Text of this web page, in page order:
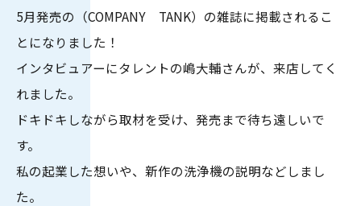
5月発売の（COMPANY TANK）の雑誌に掲載されるこ
とになりました！
インタビュアーにタレントの嶋大輔さんが、来店してく
れました。
ドキドキしながら取材を受け、発売まで待ち遠しいで
す。
私の起業した想いや、新作の洗浄機の説明などしまし
た。